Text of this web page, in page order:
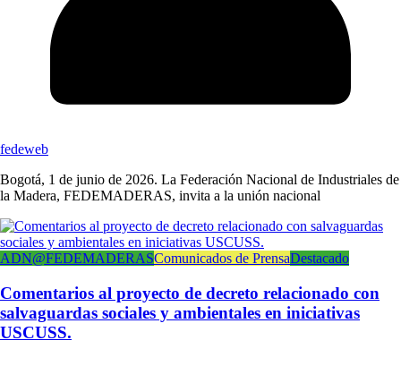
fedeweb
Bogotá, 1 de junio de 2026. La Federación Nacional de Industriales de
la Madera, FEDEMADERAS, invita a la unión nacional
ADN@FEDEMADERASComunicados de PrensaDestacado
Comentarios al proyecto de decreto relacionado con
salvaguardas sociales y ambientales en iniciativas
USCUSS.